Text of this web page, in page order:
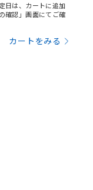
日は、カートに追加
確認」画面にてご確
カートをみる